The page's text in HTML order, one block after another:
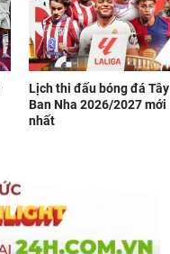
Lịch thi đấu bóng đá Tây
Ban Nha 2026/2027 mới
nhất